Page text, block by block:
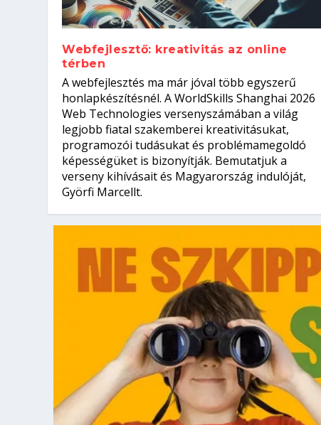
Hogyan készíts ATS-barát
állásinterjúra...
Írta: Oláh Erika |2026. augusztus. 5.| Munka
Kitalálod, mire használják
Írta: Tóth Mónika |2026. augusztus. 4.| Kvíz
Nem sikerült az egyetemi
Írta: Oláh Erika |2026. augusztus. 4.| Iskolák
Szoftverfejlesztő: verseny
el a világversenyt...
Írta: Szakmát Szerzek | 2026. augusztus. 3.| Mi leszek?
Webfejlesztő: kreativitás az online
térben
A webfejlesztés ma már jóval több egyszerű
honlapkészítésnél. A WorldSkills Shanghai 2026
Web Technologies versenyszámában a világ
legjobb fiatal szakemberei kreativitásukat,
programozói tudásukat és problémamegoldó
képességüket is bizonyítják. Bemutatjuk a
verseny kihívásait és Magyarország indulóját,
Györfi Marcellt.